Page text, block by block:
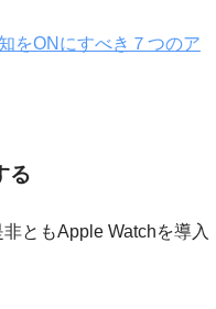
をONにすべき７つのア
る
ともApple Watchを導入